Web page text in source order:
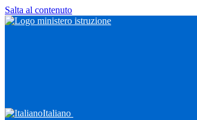
Salta al contenuto
Italiano